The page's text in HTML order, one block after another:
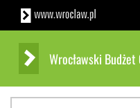
Wrocławski